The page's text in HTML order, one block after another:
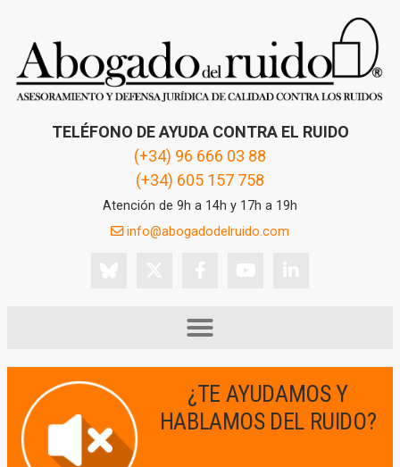
TELÉFONO DE AYUDA CONTRA EL RUIDO
(+34) 96 666 03 88
(+34) 605 157 758
Atención de 9h a 14h y 17h a 19h
info@abogadodelruido.com
¿TE AYUDAMOS Y
HABLAMOS DEL RUIDO?